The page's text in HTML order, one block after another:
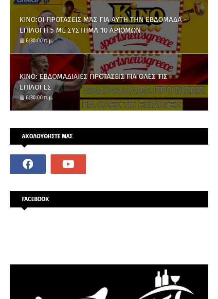
ΚΙΝΟ:ΟΙ ΠΡΟΤΑΣΕΙΣ ΜΑΣ ΓΙΑ ΑΥΤΗ ΤΗΝ ΕΒΔΟΜΑΔΑ -
ΕΠΙΛΟΓΗ 5 ΜΕ ΣΥΣΤΗΜΑ 10 ΑΡΙΘΜΩΝ
6:30:00 π.μ.
ΚΙΝΟ: ΕΒΔΟΜΑΔΙΑΙΕΣ ΠΡΟΤΑΣΕΙΣ ΓΙΑ ΟΛΕΣ ΤΙΣ
ΕΠΙΛΟΓΕΣ
6:30:00 π.μ.
ΑΚΟΛΟΥΘΗΣΤΕ ΜΑΣ
FACEBOOK